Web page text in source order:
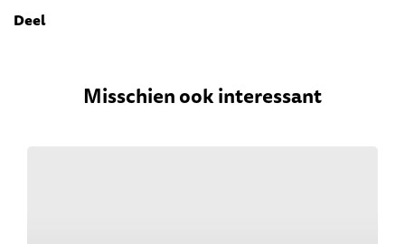
Deel
Misschien ook interessant